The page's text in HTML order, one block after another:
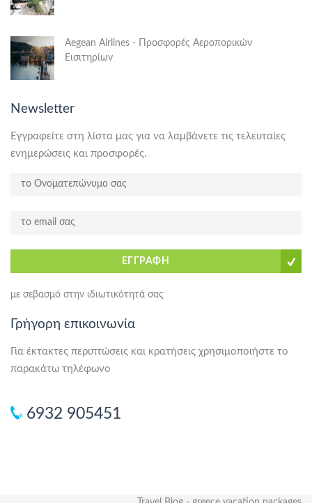
Aegean Airlines - Προσφορές Αεροπορικών
Εισιτηρίων
Newsletter
Εγγραφείτε στη λίστα μας για να λαμβάνετε τις τελευταίες
ενημερώσεις και προσφορές.
ΕΓΓΡΑΦΗ
με σεβασμό στην ιδιωτικότητά σας
Γρήγορη επικοινωνία
Για έκτακτες περιπτώσεις και κρατήσεις χρησιμοποιήστε το
παρακάτω τηλέφωνο
6932 905451